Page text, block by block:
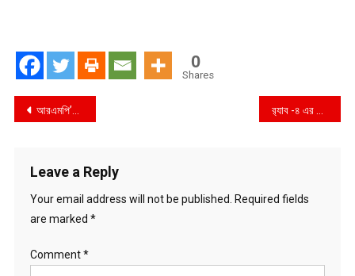
0
Shares
Post
আরএমপি’র পুলিশ কমিশনার কর্তৃক রাজশাহীতে কমিউনিটি ব্যাংকের উপশাখার শুভ উদ্বোধন র‍্যাব -৪ এর পৃথক অভিযানে ৮৮ গ্রাম হেরোইন এবং ৯০০ পিস ইয়াবা সহ ৩ জন গ্রেফতার
Leave a Reply
Your email address will not be published. Required fields
are marked *
Comment*